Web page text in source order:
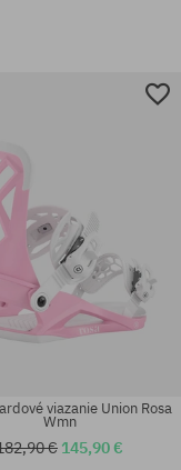
viazanie Union Rosa
Wmn
€ 145,90 €